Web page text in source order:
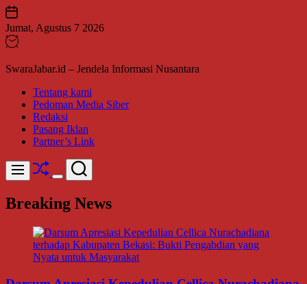
Skip
to
content
Jumat, Agustus 7 2026
SwaraJabar.id – Jendela Informasi Nusantara
Tentang kami
Pedoman Media Siber
Redaksi
Pasang Iklan
Partner’s Link
Menu Shuffle
Switch
mode
Search
Breaking News